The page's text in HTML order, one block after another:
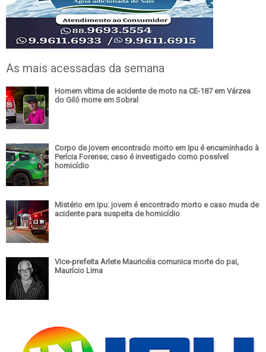
As mais acessadas da semana
Homem vítima de acidente de moto na CE-187 em Várzea
do Giló morre em Sobral
Corpo de jovem encontrado morto em Ipu é encaminhado à
Perícia Forense; caso é investigado como possível
homicídio
Mistério em Ipu: jovem é encontrado morto e caso muda de
acidente para suspeita de homicídio
Vice-prefeita Arlete Mauricéia comunica morte do pai,
Maurício Lima